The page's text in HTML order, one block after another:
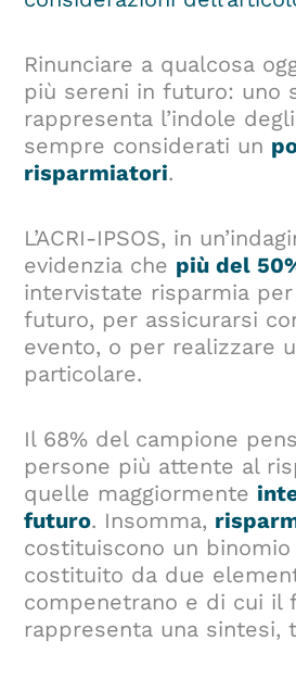
Rinunciare a qualcosa
più sereni in futuro: uno
rappresenta l’indole
sempre considerati un
risparmiatori.
L’ACRI-IPSOS, in
evidenzia che più del
intervistate risparmia
futuro, per assicurarsi
evento, o per realizzare
particolare.
Il 68% del campione
persone più attente al
quelle maggiormente
futuro. Insomma,
costituiscono un
costituito da due
compenetrano e di cui il
rappresenta una sintesi,